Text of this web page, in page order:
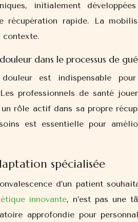
initialement
récupération rapide. La
contexte.
dans le processus de
est indispensable
professionnels de santé
rôle actif dans sa propre
est essentielle pour
spécialisée
d’un patient
innovante, n’est pas une
approfondie pour